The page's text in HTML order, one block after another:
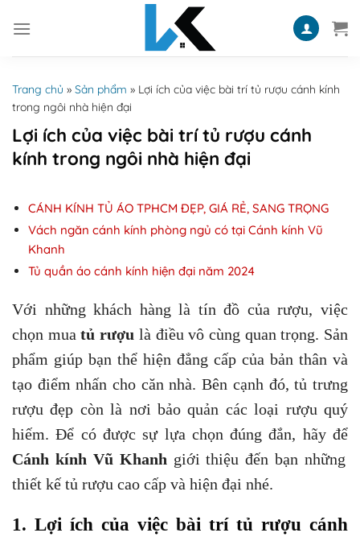
Trang chủ » Sản phẩm » Lợi ích của việc bài trí tủ rượu cánh kính
trong ngôi nhà hiện đại
Lợi ích của việc bài trí tủ rượu cánh
kính trong ngôi nhà hiện đại
CÁNH KÍNH TỦ ÁO TPHCM ĐẸP, GIÁ RẺ, SANG TRỌNG
Vách ngăn cánh kính phòng ngủ có tại Cánh kính Vũ
Khanh
Tủ quần áo cánh kính hiện đại năm 2024
Với những khách hàng là tín đồ của rượu, việc
chọn muatủ rượu là điều vô cùng quan trọng. Sản
phẩm giúp bạn thể hiện đẳng cấp của bản thân và
tạo điểm nhấn cho căn nhà. Bên cạnh đó, tủ trưng
rượu đẹp còn là nơi bảo quản các loại rượu quý
hiếm. Để có được sự lựa chọn đúng đắn, hãy để
Cánh kính Vũ Khanh giới thiệu đến bạn những
thiết kế tủ rượu cao cấp và hiện đại nhé.
1. Lợi ích của việc bài trí tủ rượu cánh